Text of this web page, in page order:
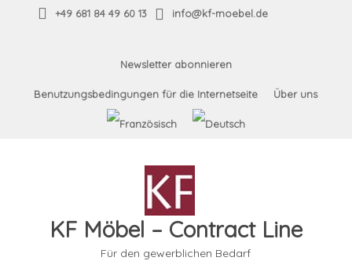
+49 681 84 49 60 13 info@kf-moebel.de
Newsletter abonnieren
Benutzungsbedingungen für die Internetseite Über uns
KF Möbel – Contract Line
Für den gewerblichen Bedarf